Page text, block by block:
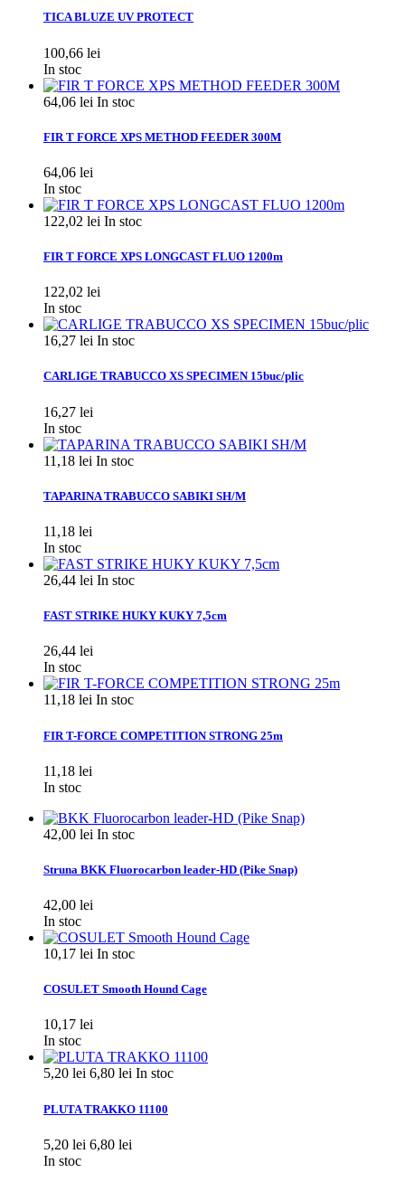
TICA BLUZE UV PROTECT
100,66 lei
In stoc
64,06 lei In stoc
FIR T FORCE XPS METHOD FEEDER 300M
64,06 lei
In stoc
122,02 lei In stoc
FIR T FORCE XPS LONGCAST FLUO 1200m
122,02 lei
In stoc
16,27 lei In stoc
CARLIGE TRABUCCO XS SPECIMEN 15buc/plic
16,27 lei
In stoc
11,18 lei In stoc
TAPARINA TRABUCCO SABIKI SH/M
11,18 lei
In stoc
26,44 lei In stoc
FAST STRIKE HUKY KUKY 7,5cm
26,44 lei
In stoc
11,18 lei In stoc
FIR T-FORCE COMPETITION STRONG 25m
11,18 lei
In stoc
42,00 lei In stoc
Struna BKK Fluorocarbon leader-HD (Pike Snap)
42,00 lei
In stoc
10,17 lei In stoc
COSULET Smooth Hound Cage
10,17 lei
In stoc
5,20 lei 6,80 lei In stoc
PLUTA TRAKKO 11100
5,20 lei 6,80 lei
In stoc